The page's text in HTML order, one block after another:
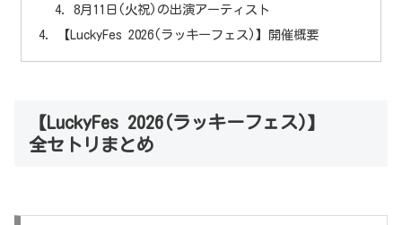
8月11日(火祝)の出演アーティスト
【LuckyFes 2026(ラッキーフェス)】開催概要
【LuckyFes 2026(ラッキーフェス)】
全セトリまとめ